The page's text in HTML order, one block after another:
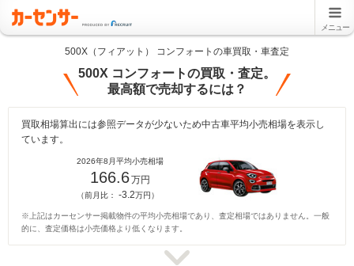
メニュー
500X（フィアット） コンフォートの車買取・車査定
500X コンフォートの買取・査定。
最高額で売却するには？
買取相場算出には参照データが少ないため中古車平均小売相場を表示し
ています。
2026年8月平均小売相場
166.6万円
（前月比： -3.2万円）
※上記はカーセンサー掲載物件の平均小売相場であり、査定相場ではありません。一般
的に、査定価格は小売価格より低くなります。